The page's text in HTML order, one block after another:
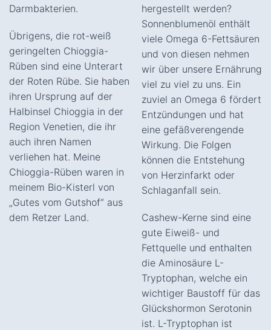
Darmbakterien.
Übrigens, die rot-weiß
geringelten Chioggia-
Rüben sind eine Unterart
der Roten Rübe. Sie haben
ihren Ursprung auf der
Halbinsel Chioggia in der
Region Venetien, die ihr
auch ihren Namen
verliehen hat. Meine
Chioggia-Rüben waren in
meinem Bio-Kisterl von
„Gutes vom Gutshof“ aus
dem Retzer Land.
hergestellt werden?
Sonnenblumenöl enthält
viele Omega 6-Fettsäuren
und von diesen nehmen
wir über unsere Ernährung
viel zu viel zu uns. Ein
zuviel an Omega 6 fördert
Entzündungen und hat
eine gefäßverengende
Wirkung. Die Folgen
können die Entstehung
von Herzinfarkt oder
Schlaganfall sein.
Cashew-Kerne sind eine
gute Eiweiß- und
Fettquelle und enthalten
die Aminosäure L-
Tryptophan, welche ein
wichtiger Baustoff für das
Glückshormon Serotonin
ist. L-Tryptophan ist